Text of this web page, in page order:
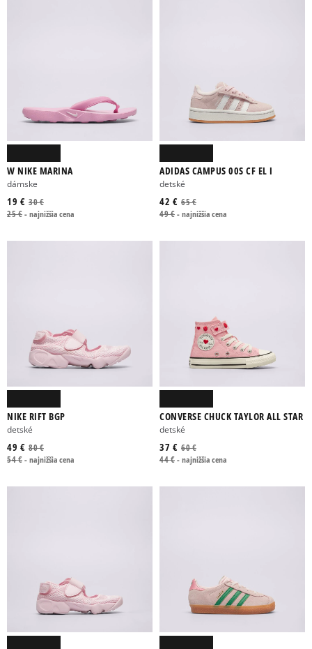
W NIKE MARINA
dámske
30 €
19 €
25 €-najnižšia cena
ADIDAS CAMPUS 00S CF EL I
detské
65 €
42 €
49 €-najnižšia cena
NIKE RIFT BGP
detské
80 €
49 €
54 €-najnižšia cena
CONVERSE CHUCK TAYLOR ALL STAR
detské
60 €
37 €
44 €-najnižšia cena